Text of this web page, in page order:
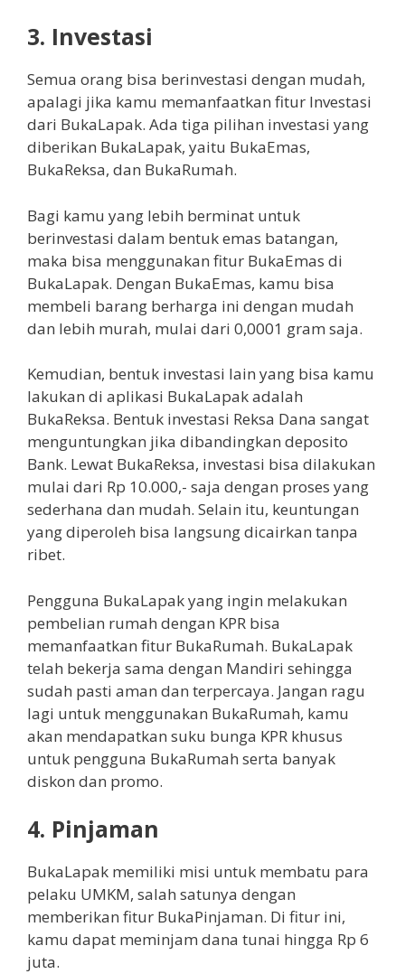
3. Investasi
Semua orang bisa berinvestasi dengan mudah,
apalagi jika kamu memanfaatkan fitur Investasi
dari BukaLapak. Ada tiga pilihan investasi yang
diberikan BukaLapak, yaitu BukaEmas,
BukaReksa, dan BukaRumah.
Bagi kamu yang lebih berminat untuk
berinvestasi dalam bentuk emas batangan,
maka bisa menggunakan fitur BukaEmas di
BukaLapak. Dengan BukaEmas, kamu bisa
membeli barang berharga ini dengan mudah
dan lebih murah, mulai dari 0,0001 gram saja.
Kemudian, bentuk investasi lain yang bisa kamu
lakukan di aplikasi BukaLapak adalah
BukaReksa. Bentuk investasi Reksa Dana sangat
menguntungkan jika dibandingkan deposito
Bank. Lewat BukaReksa, investasi bisa dilakukan
mulai dari Rp 10.000,- saja dengan proses yang
sederhana dan mudah. Selain itu, keuntungan
yang diperoleh bisa langsung dicairkan tanpa
ribet.
Pengguna BukaLapak yang ingin melakukan
pembelian rumah dengan KPR bisa
memanfaatkan fitur BukaRumah. BukaLapak
telah bekerja sama dengan Mandiri sehingga
sudah pasti aman dan terpercaya. Jangan ragu
lagi untuk menggunakan BukaRumah, kamu
akan mendapatkan suku bunga KPR khusus
untuk pengguna BukaRumah serta banyak
diskon dan promo.
4. Pinjaman
BukaLapak memiliki misi untuk membatu para
pelaku UMKM, salah satunya dengan
memberikan fitur BukaPinjaman. Di fitur ini,
kamu dapat meminjam dana tunai hingga Rp 6
juta.